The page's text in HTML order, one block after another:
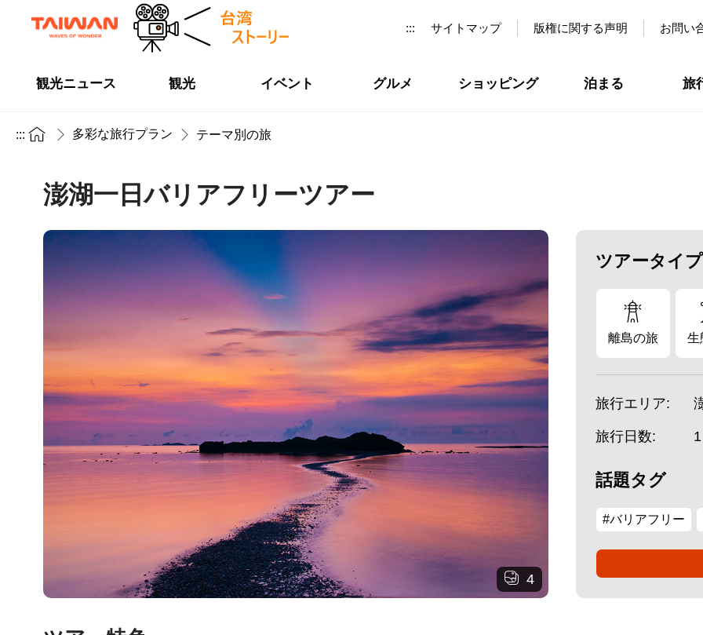
::: サイトマップ 版権に関する声明 お問い
観光ニュース 観光 イベント グルメ ショッピング 泊まる 旅
::: 多彩な旅行プラン テーマ別の旅
澎湖一日バリアフリーツアー
4
ツアータイ
離島の旅 生
旅行エリア:
旅行日数:
話題タグ
#バリアフリー